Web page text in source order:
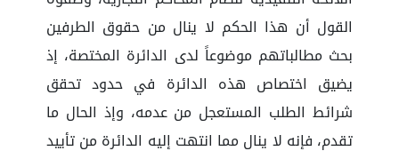
القول أن هذا الحكم لا ينال من حقوق الطرفين
بحث مطالباتهم موضوعاً لدى الدائرة المختصة، إذ
يضيق اختصاص هذه الدائرة في حدود تحقق
شرائط الطلب المستعجل من عدمه، وإذ الحال ما
تقدم، فإنه لا ينال مما انتهت إليه الدائرة من تأييد